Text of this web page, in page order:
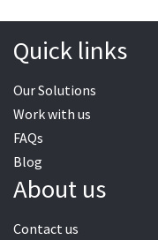
Quick links
Our Solutions
Work with us
FAQs
Blog
About us
Contact us